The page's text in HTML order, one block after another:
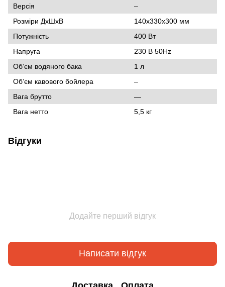
Версія
–
Розміри ДxШxВ
140x330x300 мм
Потужність
400 Вт
Напруга
230 В 50Hz
Об’єм водяного бака
1 л
Об’єм кавового бойлера
–
Вага брутто
—
Вага нетто
5,5 кг
Відгуки
Додайте перший відгук
Написати відгук